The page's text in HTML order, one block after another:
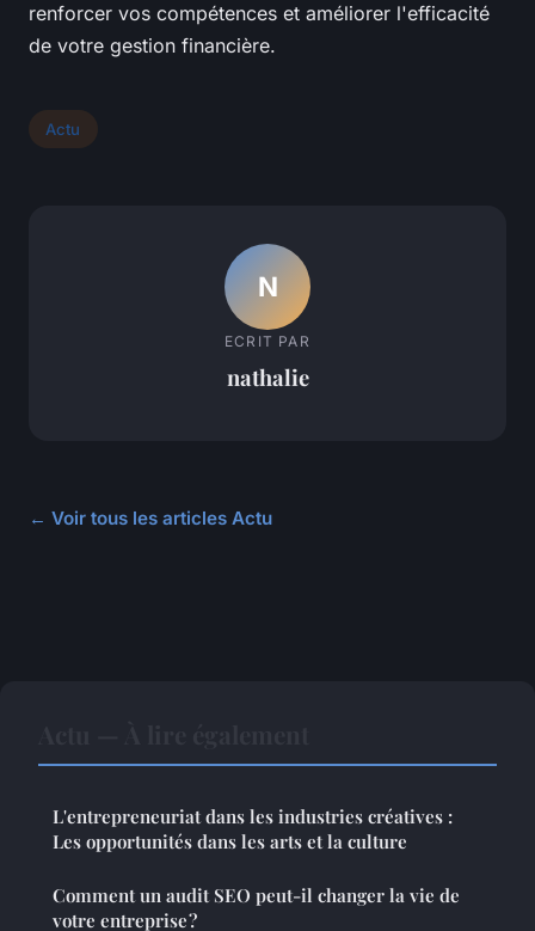
renforcer vos compétences et améliorer l'efficacité
de votre gestion financière.
Actu
N
ECRIT PAR
nathalie
← Voir tous les articles Actu
L'entrepreneuriat dans les industries créatives :
Les opportunités dans les arts et la culture
Comment un audit SEO peut-il changer la vie de
votre entreprise ?